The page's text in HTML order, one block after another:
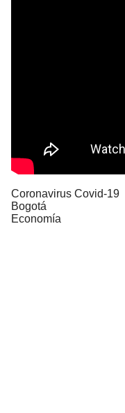
Coronavirus Covid-19
Bogotá
Economía